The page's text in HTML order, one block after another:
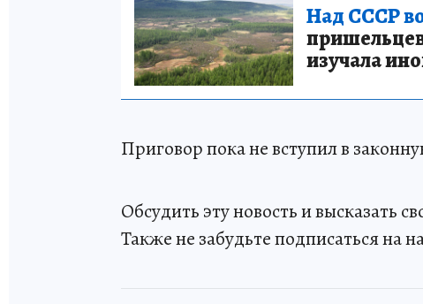
Над СССР
изучала
Приговор пока не вступил в
Обсудить эту новость и высказать
Также не забудьте подписаться на